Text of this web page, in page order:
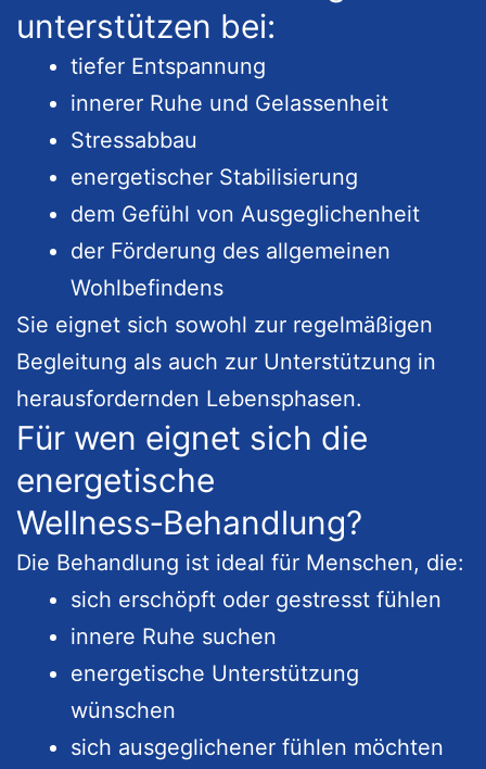
unterstützen bei:
tiefer Entspannung
innerer Ruhe und Gelassenheit
Stressabbau
energetischer Stabilisierung
dem Gefühl von Ausgeglichenheit
der Förderung des allgemeinen
Wohlbefindens
Sie eignet sich sowohl zur regelmäßigen
Begleitung als auch zur Unterstützung in
herausfordernden Lebensphasen.
Für wen eignet sich die
energetische
Wellness‑Behandlung?
Die Behandlung ist ideal für Menschen, die:
sich erschöpft oder gestresst fühlen
innere Ruhe suchen
energetische Unterstützung
wünschen
sich ausgeglichener fühlen möchten